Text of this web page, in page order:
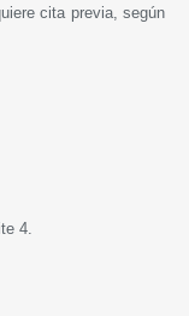
cita previa, según
4.